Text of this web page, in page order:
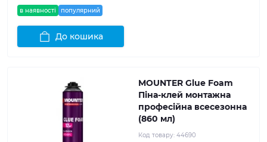
в наявності популярний
До кошика
MOUNTER Glue Foam
Піна-клей монтажна
професійна всесезонна
(860 мл)
Код товару: 44690